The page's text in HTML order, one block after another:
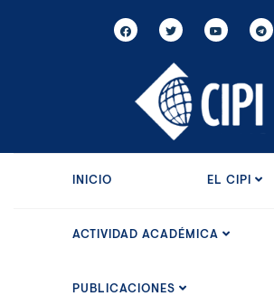
INICIO EL CIPI
ACTIVIDAD ACADÉMICA
PUBLICACIONES